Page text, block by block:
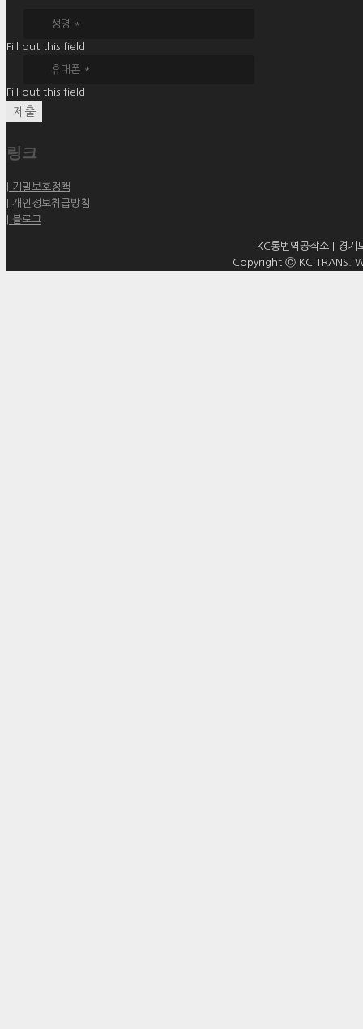
Fill out this field
Fill out this field
제출
링크
| 기밀보호정책
| 개인정보취급방침
| 블로그
KC통번역공작소 | 경
Copyright ⓒ KC TRANS.